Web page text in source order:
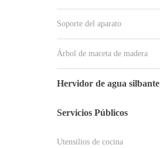
Soporte del aparato
Árbol de maceta de madera
Hervidor de agua silbante
Servicios Públicos
Utensilios de cocina